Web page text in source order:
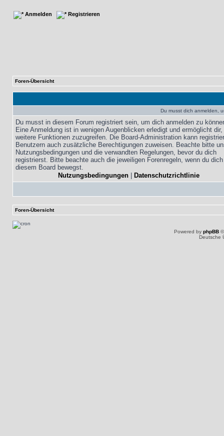
Anmelden Registrieren
Foren-Übersicht
Du musst dich anmelden,
Du musst in diesem Forum registriert sein, um dich anmelden zu
Eine Anmeldung ist in wenigen Augenblicken erledigt und ermöglicht
weitere Funktionen zuzugreifen. Die Board-Administration kann
Benutzern auch zusätzliche Berechtigungen zuweisen. Beachte bitte
Nutzungsbedingungen und die verwandten Regelungen, bevor du dich
registrierst. Bitte beachte auch die jeweiligen Forenregeln, wenn du
diesem Board bewegst.
Nutzungsbedingungen
Datenschutzrichtlinie
Foren-Übersicht
Powered by phpBB
Deutsche